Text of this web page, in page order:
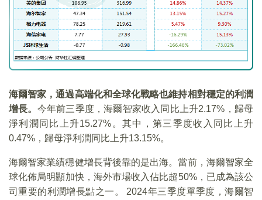
海爾智家，通過高端化和全球化戰略也維持相對穩定的利潤
增長。 今年前三季度，海爾智家收入同比上升2.17%，歸母
淨利潤同比上升15.27%。其中，第三季度收入同比上升
0.47%，歸母淨利潤同比上升13.15%。
海爾智家業績穩健增長背後靠的是出海。當前，海爾智家全
球化佈局明顯加快，海外市場收入佔比超50%，已成為該公
司重要的利潤增長點之一。 2024年三季度單季度，海爾智